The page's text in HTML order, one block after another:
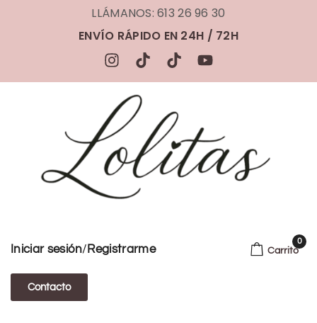
LLÁMANOS: 613 26 96 30
ENVÍO RÁPIDO EN 24H / 72H
Iniciar sesión/ Registrarme
Contacto
Carrito
0